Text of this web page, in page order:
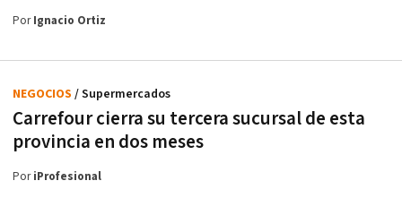
PorIgnacio Ortiz
Carrefour cierra su tercera sucursal de esta
provincia en dos meses
NEGOCIOS / Supermercados
PoriProfesional